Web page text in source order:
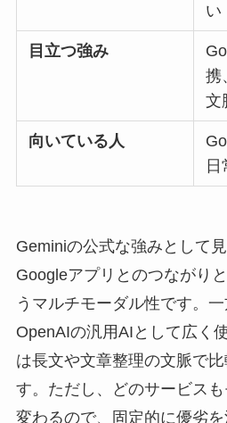
い
目立つ強み
携
文
向いている人
日
Geminiの公式な強みとして見
Googleアプリとのつながり
うマルチモーダル性です。
OpenAIの汎用AIとして広く
は長文や文章整理の文脈で
す。ただし、どのサービス
変わるので、固定的に優劣